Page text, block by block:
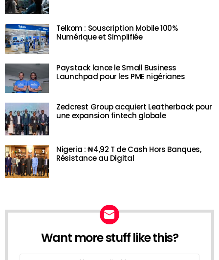
Telkom : Souscription Mobile 100%
Numérique et Simplifiée
Paystack lance le Small Business
Launchpad pour les PME nigérianes
Zedcrest Group acquiert Leatherback pour
une expansion fintech globale
Nigeria : ₦4,92 T de Cash Hors Banques,
Résistance au Digital
NEWSLETTER
Want more stuff like this?
Email